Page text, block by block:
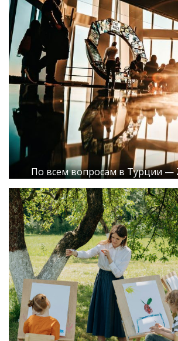
По всем вопросам в Турции —